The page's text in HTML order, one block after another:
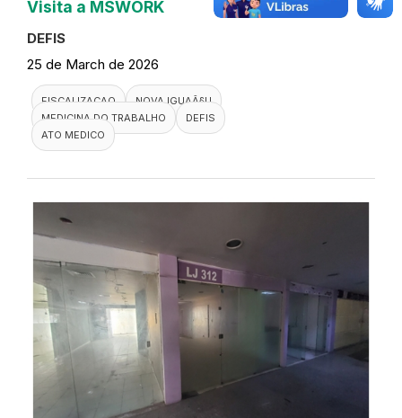
Visita a MSWORK
DEFIS
25 de March de 2026
FISCALIZACAO
NOVA IGUAÃ§U
MEDICINA DO TRABALHO
DEFIS
ATO MEDICO